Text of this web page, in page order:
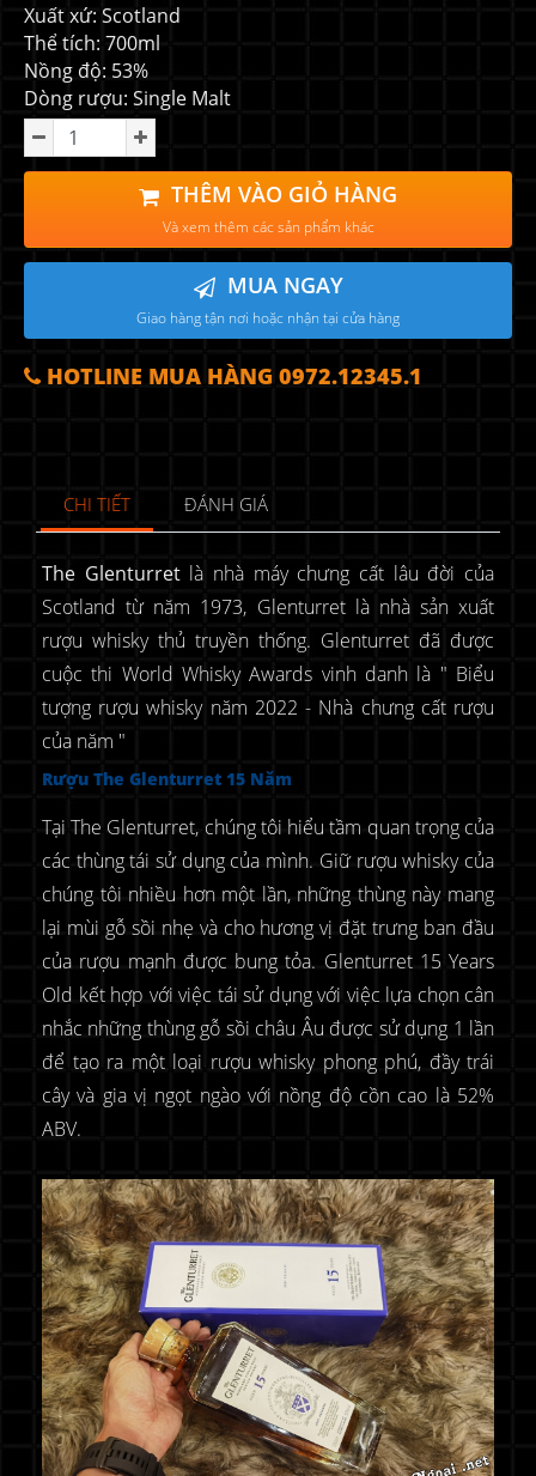
Xuất xứ: Scotland
Thể tích: 700ml
Nồng độ: 53%
Dòng rượu: Single Malt
THÊM VÀO GIỎ HÀNG
Và xem thêm các sản phẩm khác
MUA NGAY
Giao hàng tận nơi hoặc nhận tại cửa hàng
HOTLINE MUA HÀNG 0972.12345.1
CHI TIẾT ĐÁNH GIÁ
The Glenturret là nhà máy chưng cất lâu đời của
Scotland từ năm 1973, Glenturret là nhà sản xuất
rượu whisky thủ truyền thống. Glenturret đã được
cuộc thi World Whisky Awards vinh danh là " Biểu
tượng rượu whisky năm 2022 - Nhà chưng cất rượu
của năm "
Rượu The Glenturret 15 Năm
Tại The Glenturret, chúng tôi hiểu tầm quan trọng của
các thùng tái sử dụng của mình. Giữ rượu whisky của
chúng tôi nhiều hơn một lần, những thùng này mang
lại mùi gỗ sồi nhẹ và cho hương vị đặt trưng ban đầu
của rượu mạnh được bung tỏa. Glenturret 15 Years
Old kết hợp với việc tái sử dụng với việc lựa chọn cân
nhắc những thùng gỗ sồi châu Âu được sử dụng 1 lần
để tạo ra một loại rượu whisky phong phú, đầy trái
cây và gia vị ngọt ngào với nồng độ cồn cao là 52%
ABV.